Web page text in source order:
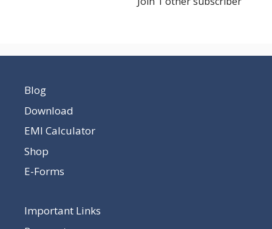
Blog
Download
EMI Calculator
Shop
E-Forms
Important Links